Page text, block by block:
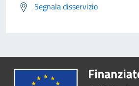
Segnala disservizio